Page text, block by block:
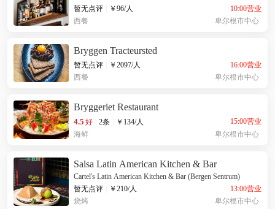
暂无点评 ￥ 96/人
10:00营业
西餐
卑尔根市中心
Bryggen Tracteursted
暂无点评 ￥ 2097/人
16:00营业
西餐
卑尔根市中心
Bryggeriet Restaurant
4.5 好 2条 ￥ 134/人
15:00营业
海鲜
卑尔根市中心
Salsa Latin American Kitchen & Bar
Cartel's Latin American Kitchen & Bar (Bergen Sentrum)
暂无点评
￥ 210/人
13:00营业
烧烤
卑尔根市中心